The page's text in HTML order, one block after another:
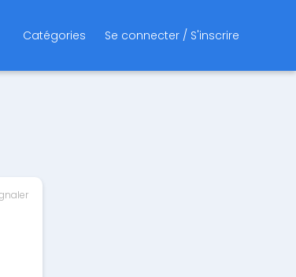
Catégories Se connecter / S'inscrire